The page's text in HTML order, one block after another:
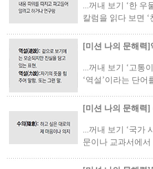
...꺼내 보기 ‘한 우
칼럼을 읽다 보면
[미션 나의 문해력]
...꺼내 보기 ‘고통
‘역설’이라는 단
[미션 나의 문해력]
...꺼내 보기 ‘국가
문이나 교과서에